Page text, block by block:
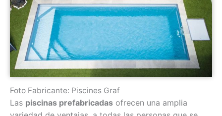
Foto Fabricante: Piscines Graf
Las piscinas prefabricadas ofrecen una amplia